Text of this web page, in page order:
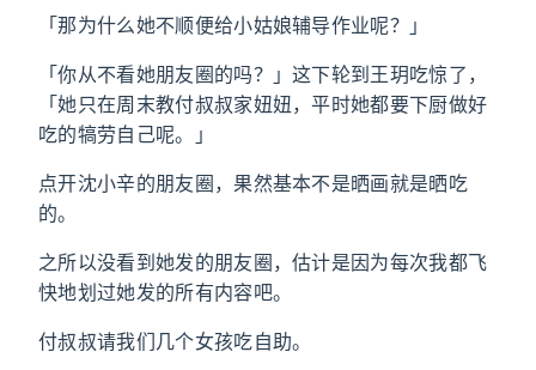
「那为什么她不顺便给小姑娘辅导作业呢？」
「你从不看她朋友圈的吗？」这下轮到王玥吃惊了，
「她只在周末教付叔叔家妞妞，平时她都要下厨做好
吃的犒劳自己呢。」
点开沈小辛的朋友圈，果然基本不是晒画就是晒吃
的。
之所以没看到她发的朋友圈，估计是因为每次我都飞
快地划过她发的所有内容吧。
付叔叔请我们几个女孩吃自助。